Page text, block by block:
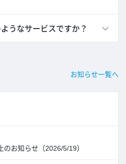
うなサービスですか？
お知らせ一覧へ
お知らせ（2026/5/19）